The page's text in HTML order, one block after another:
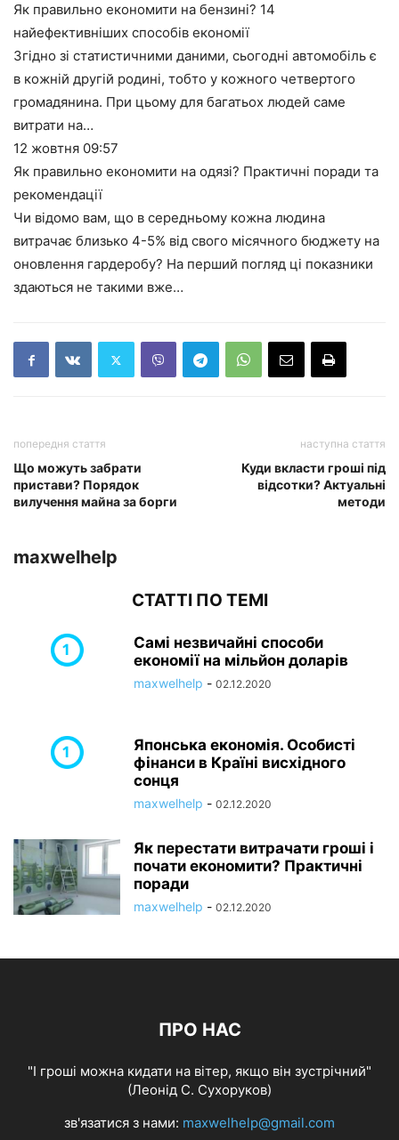
Як правильно економити на бензині? 14
найефективніших способів економії
Згідно зі статистичними даними, сьогодні автомобіль є
в кожній другій родині, тобто у кожного четвертого
громадянина. При цьому для багатьох людей саме
витрати на…
12 жовтня 09:57
Як правильно економити на одязі? Практичні поради та
рекомендації
Чи відомо вам, що в середньому кожна людина
витрачає близько 4-5% від свого місячного бюджету на
оновлення гардеробу? На перший погляд ці показники
здаються не такими вже…
попередня стаття
Що можуть забрати
пристави? Порядок
вилучення майна за борги
наступна стаття
Куди вкласти гроші під
відсотки? Актуальні
методи
maxwelhelp
СТАТТІ ПО ТЕМІ
Самі незвичайні способи
економії на мільйон доларів
maxwelhelp - 02.12.2020
Японська економія. Особисті
фінанси в Країні висхідного
сонця
maxwelhelp - 02.12.2020
Як перестати витрачати гроші і
почати економити? Практичні
поради
maxwelhelp - 02.12.2020
ПРО НАС
"І гроші можна кидати на вітер, якщо він зустрічний"
(Леонід С. Сухоруков)
зв'язатися з нами: maxwelhelp@gmail.com